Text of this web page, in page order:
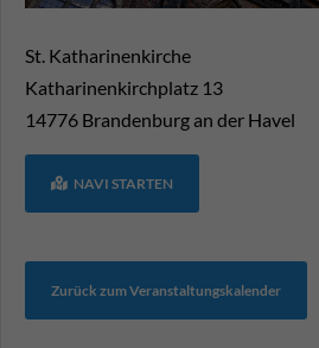
St. Katharinenkirche
Katharinenkirchplatz 13
14776 Brandenburg an der Havel
NAVI STARTEN
Zurück zum Veranstaltungskalender